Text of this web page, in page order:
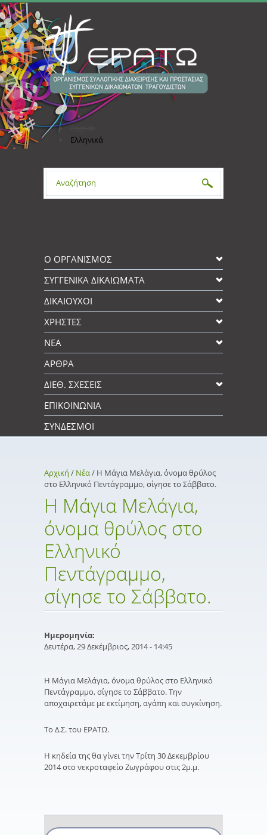
Παράκαμψη προς το κυρίως περιεχόμενο
English
Ελληνικά
Φόρμα αναζήτησης
Ο ΟΡΓΑΝΙΣΜΟΣ
ΣΥΓΓΕΝΙΚΆ ΔΙΚΑΙΩΜΑΤΑ
ΔΙΚΑΙΟΥΧΟΙ
XΡΉΣΤΕΣ
ΝΕΑ
ΑΡΘΡΑ
ΔΙΕΘ. ΣΧΕΣΕΙΣ
ΕΠΙΚΟΙΝΩΝΊΑ
ΣΎΝΔΕΣΜΟΙ
Αρχική / Νέα/ Η Μάγια Μελάγια, όνομα θρύλος
στο Ελληνικό Πεντάγραμμο, σίγησε το Σάββατο.
Η Μάγια Μελάγια,
όνομα θρύλος στο
Ελληνικό
Πεντάγραμμο,
σίγησε το Σάββατο.
Ημερομηνία:
Δευτέρα, 29 Δεκέμβριος, 2014 - 14:45
Η Μάγια Μελάγια, όνομα θρύλος στο Ελληνικό
Πεντάγραμμο, σίγησε το Σάββατο. Την
αποχαιρετάμε με εκτίμηση, αγάπη και συγκίνηση.
Το Δ.Σ. του ΕΡΑΤΩ.
Η κηδεία της θα γίνει την Τρίτη 30 Δεκεμβρίου
2014 στο νεκροταφείο Ζωγράφου στις 2μ.μ.